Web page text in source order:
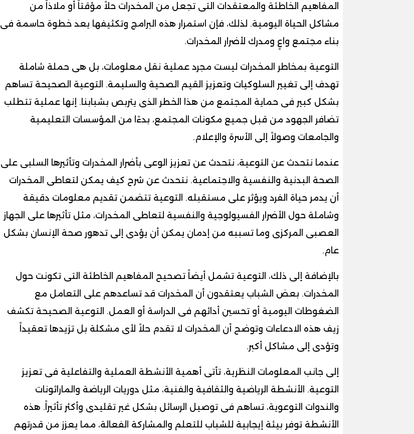
المفاهيم الخاطئة والمعتقدات التى تجعل من المخدرات حلاً مؤقتاً أو ملاذاً من
مشاكل الحياة اليومية. لذلك، فإن استمرار هذه البرامج وتكثيفها يعد خطوة حاسمة فى
بناء مجتمع واعٍ ومدرك لأضرار المخدرات.
التوعية بمخاطر المخدرات ليست مجرد عملية نقل معلومات، بل هى حملة شاملة
تهدف إلى تغيير السلوكيات وتعزيز القيم الصحية والسليمة. التوعية الصحيحة تساهم
بشكل كبير فى حماية المجتمع من هذا الخطر الذى يتربص بشبابنا. إنها عملية تتطلب
تضافر الجهود من قبل جميع مكونات المجتمع، بدءًا من المؤسسات التعليمية
والجامعات وصولاً إلى الأسرة والإعلام.
عندما نتحدث عن التوعية، نتحدث عن تعزيز الوعى بأضرار المخدرات وتأثيرها السلبى على
الصحة البدنية والنفسية والاجتماعية. نتحدث عن شرح كيف يمكن لتعاطى المخدرات
أن يدمر حياة الفرد ويؤثر على مستقبله. التوعية تتضمن تقديم معلومات دقيقة
وشاملة حول الأضرار الفسيولوجية والنفسية لتعاطى المخدرات، مثل تأثيرها على الجهاز
العصبى المركزى وما تسببه من إدمان يمكن أن يؤدى إلى تدهور صحة الإنسان بشكل
عام.
بالإضافة إلى ذلك، التوعية تشمل أيضاً تصحيح المفاهيم الخاطئة التى تكونت حول
المخدرات. بعض الشباب يعتقدون أن المخدرات قد تساعدهم على التعامل مع
الضغوطات اليومية أو تحسين أدائهم فى الدراسة أو العمل. التوعية الصحيحة تكشف
زيف هذه الادعاءات وتوضح أن المخدرات لا تقدم حلاً لأى مشكلة بل تزيدها تعقيداً
وتؤدى إلى مشاكل أكبر.
إلى جانب المعلومات النظرية، تأتى أهمية الأنشطة العملية والتفاعلية فى تعزيز
التوعية. الأنشطة الرياضية والثقافية والفنية، مثل دوريات الرياضة والماراثونات
والندوات التوعوية، تساهم فى توصيل الرسائل بشكل غير تقليدى وأكثر تأثيراً. هذه
الأنشطة توفر بيئة إيجابية للشباب للتعلم والمشاركة الفعالة، مما يعزز من قدرتهم